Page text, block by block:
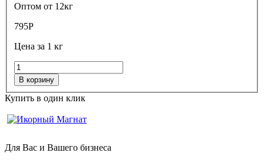
Оптом от 12кг
795Р
Цена за 1 кг
В корзину
Купить в один клик
Для Вас и Вашего бизнеса